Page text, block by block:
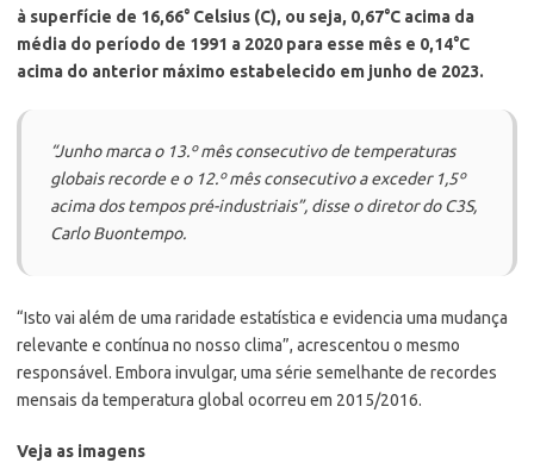
à superfície de 16,66° Celsius (C), ou seja, 0,67°C acima da
média do período de 1991 a 2020 para esse mês e 0,14°C
acima do anterior máximo estabelecido em junho de 2023.
“Junho marca o 13.º mês consecutivo de temperaturas
globais recorde e o 12.º mês consecutivo a exceder 1,5º
acima dos tempos pré-industriais”, disse o diretor do C3S,
Carlo Buontempo.
“Isto vai além de uma raridade estatística e evidencia uma mudança
relevante e contínua no nosso clima”, acrescentou o mesmo
responsável. Embora invulgar, uma série semelhante de recordes
mensais da temperatura global ocorreu em 2015/2016.
Veja as imagens